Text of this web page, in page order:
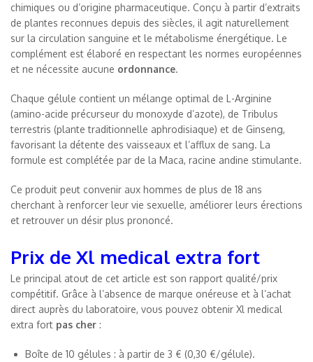
chimiques ou d’origine pharmaceutique. Conçu à partir d’extraits
de plantes reconnues depuis des siècles, il agit naturellement
sur la circulation sanguine et le métabolisme énergétique. Le
complément est élaboré en respectant les normes européennes
et ne nécessite aucune ordonnance.
Chaque gélule contient un mélange optimal de L-Arginine
(amino-acide précurseur du monoxyde d’azote), de Tribulus
terrestris (plante traditionnelle aphrodisiaque) et de Ginseng,
favorisant la détente des vaisseaux et l’afflux de sang. La
formule est complétée par de la Maca, racine andine stimulante.
Ce produit peut convenir aux hommes de plus de 18 ans
cherchant à renforcer leur vie sexuelle, améliorer leurs érections
et retrouver un désir plus prononcé.
Prix de Xl medical extra fort
Le principal atout de cet article est son rapport qualité/prix
compétitif. Grâce à l’absence de marque onéreuse et à l’achat
direct auprès du laboratoire, vous pouvez obtenir Xl medical
extra fort pas cher :
Boîte de 10 gélules : à partir de 3 € (0,30 €/gélule).